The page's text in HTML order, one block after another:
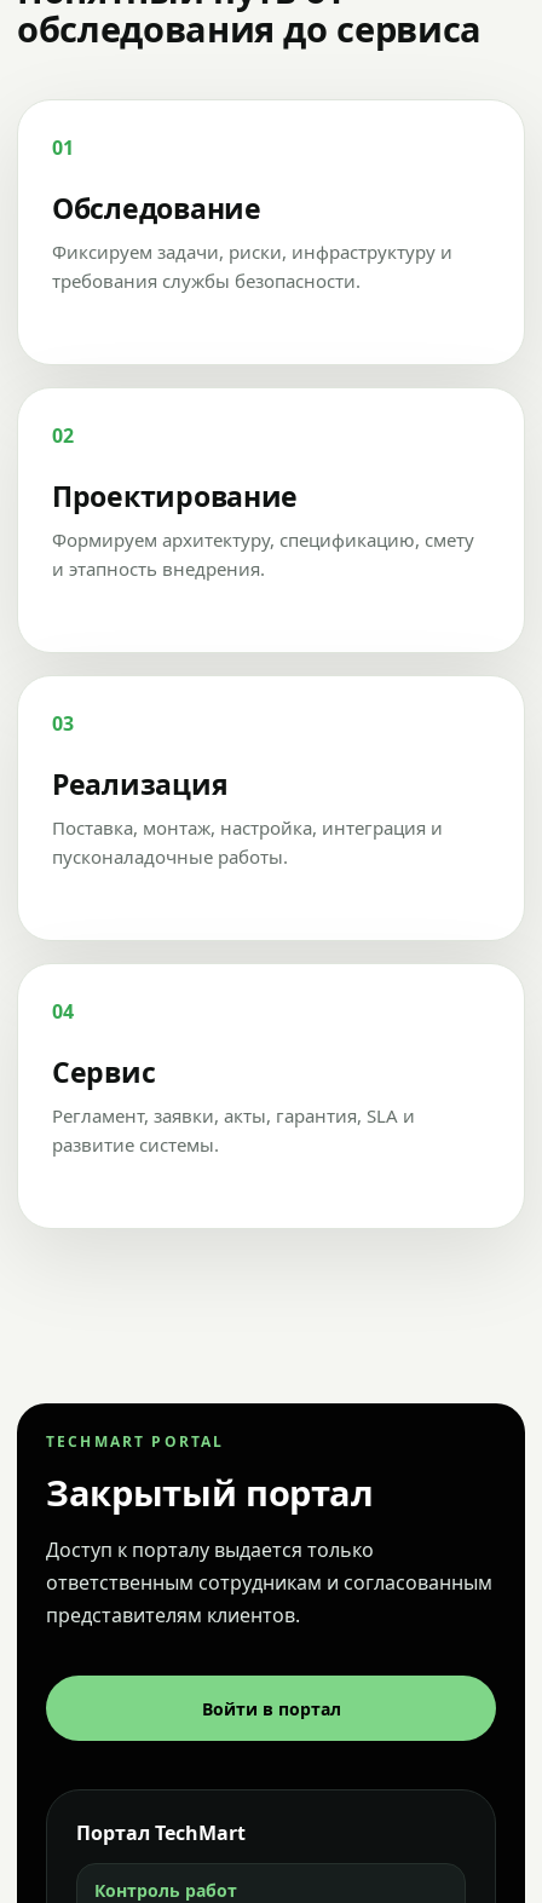
обследования до сервиса
01
Обследование
Фиксируем задачи, риски, инфраструктуру и
требования службы безопасности.
02
Проектирование
Формируем архитектуру, спецификацию, смету
и этапность внедрения.
03
Реализация
Поставка, монтаж, настройка, интеграция и
пусконаладочные работы.
04
Сервис
Регламент, заявки, акты, гарантия, SLA и
развитие системы.
TECHMART PORTAL
Закрытый портал
Доступ к порталу выдается только
ответственным сотрудникам и согласованным
представителям клиентов.
Войти в портал
Портал TechMart
Контроль работ